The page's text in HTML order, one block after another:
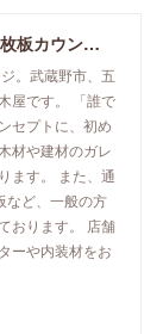
東京・吉祥寺の勝又木材【一枚板カウンター】
。武蔵野市、五
屋です。 「誰で
セプトに、初め
材や建材のガレ
ます。 また、通
など、一般の方
おります。 店舗
ーや内装材をお